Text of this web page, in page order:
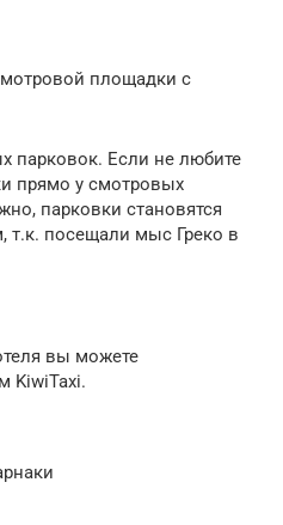
площадки с
парковок. Если не любите
прямо у смотровых
парковки становятся
т.к. посещали мыс Греко в
вы можете
KiwiTaxi.